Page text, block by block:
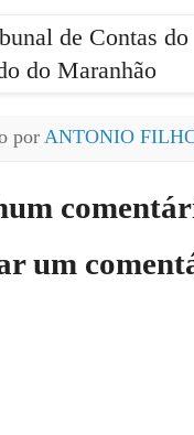
por ANTONIO
um